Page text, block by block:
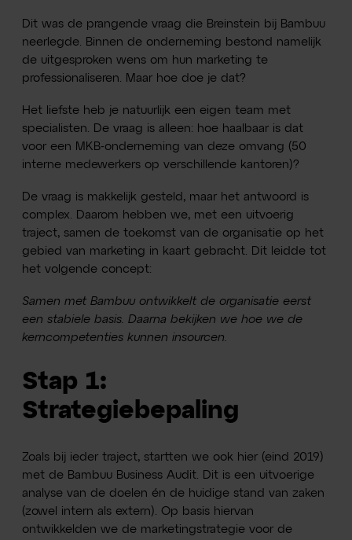
Dit was de prangende vraag die Breinstein bij Bambuu
neerlegde. Binnen de onderneming bestond namelijk
de uitgesproken wens om hun marketing te
professionaliseren. Maar hoe doe je dat?
Het liefste heb je natuurlijk een eigen team met
specialisten. De vraag is alleen: hoe haalbaar is dat
voor een MKB-onderneming van deze omvang (50
interne medewerkers op verschillende kantoren)?
De vraag is makkelijk gesteld, maar het antwoord is
complex. Daarom hebben we, met een uitvoerig
traject, samen de toekomst van de organisatie op het
gebied van marketing in kaart gebracht. Dit leidde tot
het volgende concept:
Samen met Bambuu ontwikkelt de organisatie eerst
een stabiele basis. Daarna bekijken we hoe we de
kerncompetenties kunnen insourcen.
Stap 1:
Strategiebepaling
Zoals bij ieder traject, startten we ook hier (eind 2019)
met de Bambuu Business Audit. Dit is een uitvoerige
analyse van de doelen én de huidige stand van zaken
(zowel intern als extern). Op basis hiervan
ontwikkelden we de marketingstrategie voor de